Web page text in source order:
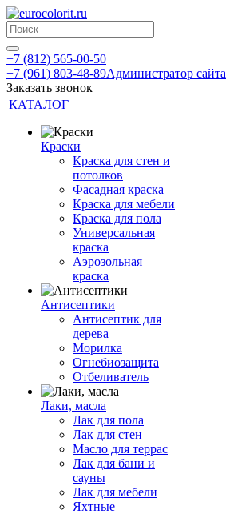
+7 (812) 565-00-50
+7 (961) 803-48-89Администратор сайта
Заказать звонок
КАТАЛОГ
Краски
Краска для стен и
потолков
Фасадная краска
Краска для мебели
Краска для пола
Универсальная
краска
Аэрозольная
краска
Антисептики
Антисептик для
дерева
Морилка
Огнебиозащита
Отбеливатель
Лаки, масла
Лак для пола
Лак для стен
Масло для террас
Лак для бани и
сауны
Лак для мебели
Яхтные